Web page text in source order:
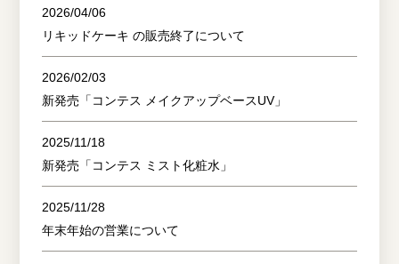
2026/04/06
リキッドケーキ の販売終了について
2026/02/03
新発売「コンテス メイクアップベースUV」
2025/11/18
新発売「コンテス ミスト化粧水」
2025/11/28
年末年始の営業について